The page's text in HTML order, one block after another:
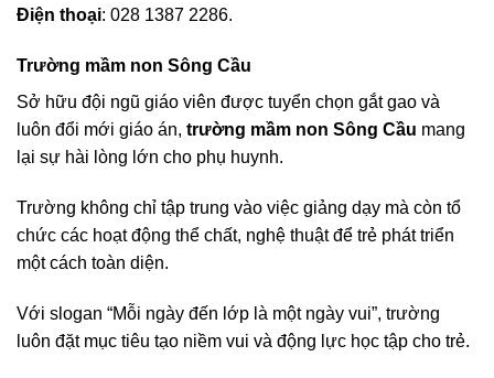
Điện thoại: 028 1387 2286.
Trường mầm non Sông Cầu
Sở hữu đội ngũ giáo viên được tuyển chọn gắt gao và
luôn đổi mới giáo án, trường mầm non Sông Cầu mang
lại sự hài lòng lớn cho phụ huynh.
Trường không chỉ tập trung vào việc giảng dạy mà còn tổ
chức các hoạt động thể chất, nghệ thuật để trẻ phát triển
một cách toàn diện.
Với slogan “Mỗi ngày đến lớp là một ngày vui”, trường
luôn đặt mục tiêu tạo niềm vui và động lực học tập cho trẻ.